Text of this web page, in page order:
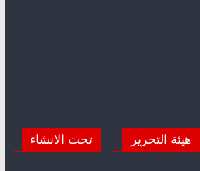
هيئة التحرير تحت الانشاء